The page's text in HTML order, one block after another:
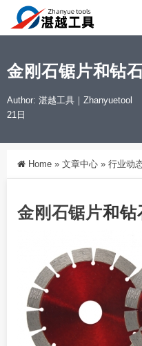
金刚石锯片和钻
Author: 湛越工具｜Zhanyuetool
21日
Home » 文章中心 » 行业动
金刚石锯片和钻